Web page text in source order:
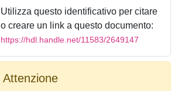
Utilizza questo identificativo per citare
o creare un link a questo documento:
https://hdl.handle.net/11583/2649147
Attenzione